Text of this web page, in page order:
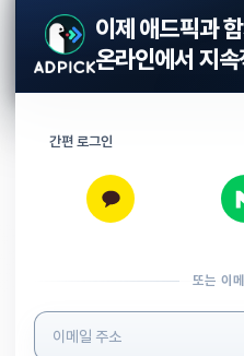
이제 애드픽과
온라인에서 지
간편 로그인
또는 이
로그인 정보 입력